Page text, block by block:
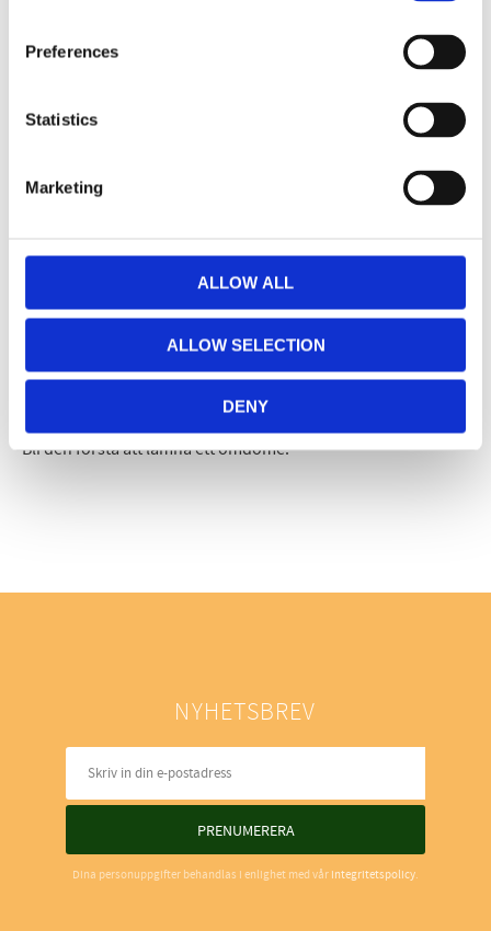
Preferences
Statistics
Marketing
ALLOW ALL
ALLOW SELECTION
DENY
Omdömen
Du
Bli den första att lämna ett omdöme.
NYHETSBREV
PRENUMERERA
Dina personuppgifter behandlas i enlighet med vår integritetspolicy.